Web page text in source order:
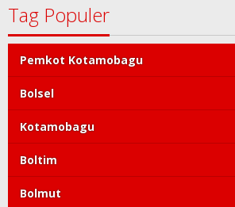
Tag Populer
Pemkot Kotamobagu
Bolsel
Kotamobagu
Boltim
Bolmut